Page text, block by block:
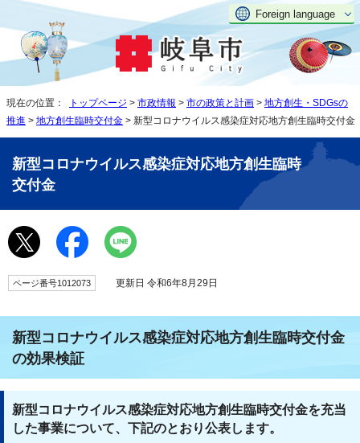
Foreign language
現在の位置： トップページ > 市政情報 > 市の政策と計画 > 地方創生・SDGsの
推進 > 地方創生臨時交付金 > 新型コロナウイルス感染症対応地方創生臨時交付金
新型コロナウイルス感染症対応地方創生臨時
交付金
ページ番号1012073 更新日 令和6年8月29日
新型コロナウイルス感染症対応地方創生臨時交付金
の効果検証
新型コロナウイルス感染症対応地方創生臨時交付金を充当
した事業について、下記のとおり公表します。